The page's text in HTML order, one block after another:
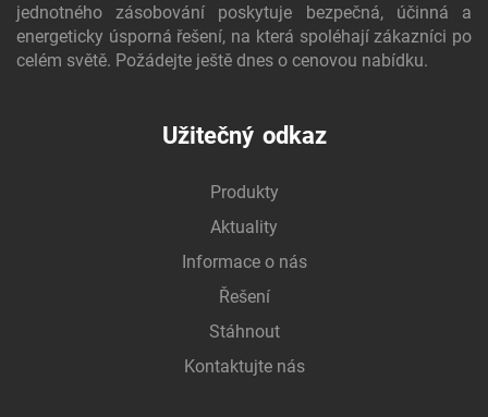
jednotného zásobování poskytuje bezpečná, účinná a
energeticky úsporná řešení, na která spoléhají zákazníci po
celém světě. Požádejte ještě dnes o cenovou nabídku.
Užitečný odkaz
Produkty
Aktuality
Informace o nás
Řešení
Stáhnout
Kontaktujte nás